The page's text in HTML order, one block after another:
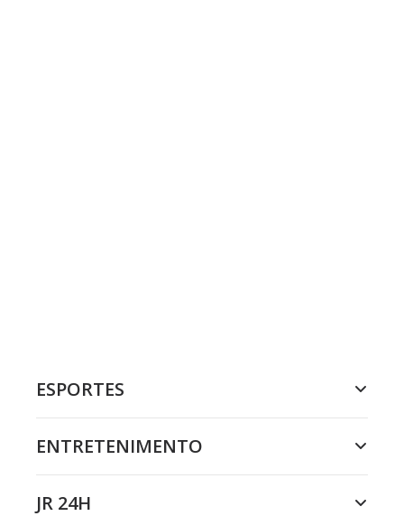
ESPORTES
ENTRETENIMENTO
JR 24H